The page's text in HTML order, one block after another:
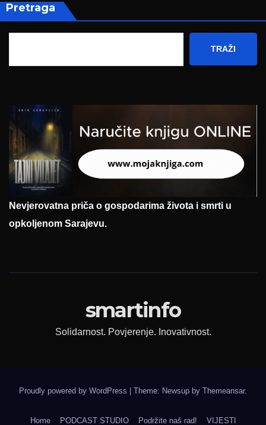
Pretraga
TRAŽI
Nevjerovatna priča o gospodarima života i smrti u
opkoljenom Sarajevu.
smartinfo
Solidarnost. Povjerenje. Inovativnost.
Proudly powered by WordPress | Theme: Newsup by Themeansar.
Home PODCAST STUDIO Podržite naš rad! VIJESTI